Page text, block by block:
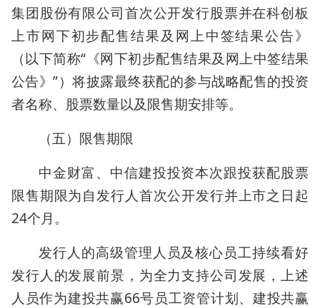
集团股份有限公司首次公开发行股票并在科创板
上市网下初步配售结果及网上中签结果公告》
（以下简称“《网下初步配售结果及网上中签结果
公告》”）将披露最终获配的参与战略配售的投资
者名称、股票数量以及限售期安排等。
（五）限售期限
中金财富、中信建投投资本次跟投获配股票
限售期限为自发行人首次公开发行并上市之日起
24个月。
发行人的高级管理人员及核心员工持续看好
发行人的发展前景，为全力支持公司发展，上述
人员作为建投共赢66号员工资管计划、建投共赢